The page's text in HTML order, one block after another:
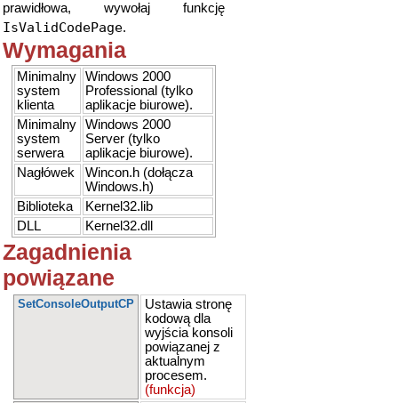
prawidłowa, wywołaj funkcję
IsValidCodePage.
Wymagania
Minimalny
system
klienta
Windows 2000
Professional (tylko
aplikacje biurowe).
Minimalny
system
serwera
Windows 2000
Server (tylko
aplikacje biurowe).
Nagłówek
Wincon.h (dołącza
Windows.h)
Biblioteka
Kernel32.lib
DLL
Kernel32.dll
Zagadnienia
powiązane
SetConsoleOutputCP
Ustawia stronę
kodową dla
wyjścia konsoli
powiązanej z
aktualnym
procesem.
(funkcja)